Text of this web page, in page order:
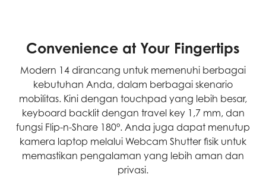
Convenience at Your Fingertips
Modern 14 dirancang untuk memenuhi berbagai
kebutuhan Anda, dalam berbagai skenario
mobilitas. Kini dengan touchpad yang lebih besar,
keyboard backlit dengan travel key 1,7 mm, dan
fungsi Flip-n-Share 180°. Anda juga dapat menutup
kamera laptop melalui Webcam Shutter fisik untuk
memastikan pengalaman yang lebih aman dan
privasi.